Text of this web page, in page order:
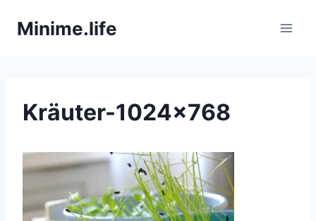
InhaltMinime.life
Kräuter-1024×768